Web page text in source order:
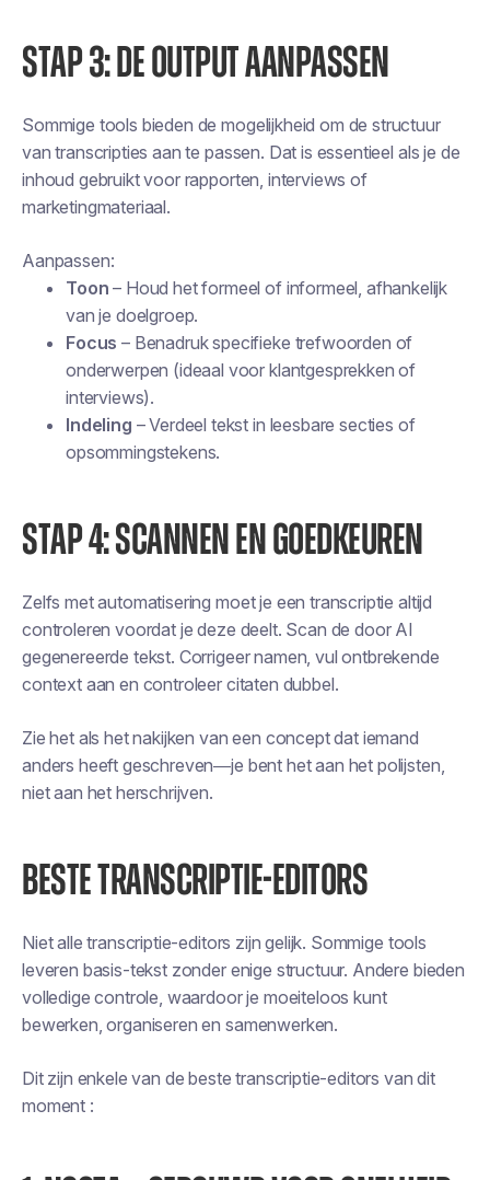
STAP 3: DE OUTPUT AANPASSEN
Sommige tools bieden de mogelijkheid om de structuur
van transcripties aan te passen. Dat is essentieel als je de
inhoud gebruikt voor rapporten, interviews of
marketingmateriaal.
Aanpassen:
Toon – Houd het formeel of informeel, afhankelijk
van je doelgroep.
Focus – Benadruk specifieke trefwoorden of
onderwerpen (ideaal voor klantgesprekken of
interviews).
Indeling – Verdeel tekst in leesbare secties of
opsommingstekens.
STAP 4: SCANNEN EN GOEDKEUREN
Zelfs met automatisering moet je een transcriptie altijd
controleren voordat je deze deelt. Scan de door AI
gegenereerde tekst. Corrigeer namen, vul ontbrekende
context aan en controleer citaten dubbel.
Zie het als het nakijken van een concept dat iemand
anders heeft geschreven—je bent het aan het polijsten,
niet aan het herschrijven.
BESTE TRANSCRIPTIE-EDITORS
Niet alle transcriptie-editors zijn gelijk. Sommige tools
leveren basis-tekst zonder enige structuur. Andere bieden
volledige controle, waardoor je moeiteloos kunt
bewerken, organiseren en samenwerken.
Dit zijn enkele van de beste transcriptie-editors van dit
moment :